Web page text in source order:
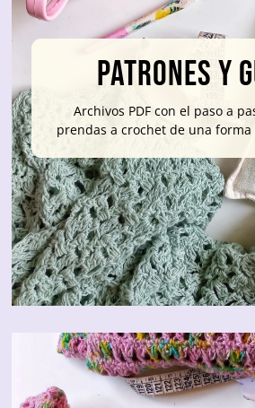
Patrones y
Archivos PDF con el paso a
prendas a crochet de una